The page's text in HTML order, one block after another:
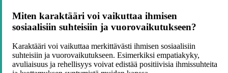
Miten karaktääri voi vaikuttaa ihmisen
sosiaalisiin suhteisiin ja vuorovaikutukseen?
Karaktääri voi vaikuttaa merkittävästi ihmisen sosiaalisiin
suhteisiin ja vuorovaikutukseen. Esimerkiksi empatiakyky,
avuliaisuus ja rehellisyys voivat edistää positiivisia ihmissuhteita